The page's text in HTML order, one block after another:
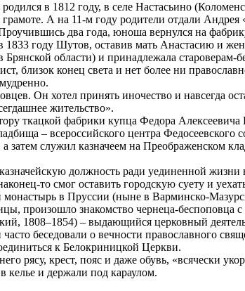
в 1812 году, в селе Настасьино
А на 11-м году родители отдали
два года, юноша вернулся на
году Шутов, оставив мать Анастасию и
области) и принадлежала
близок конец света и нет более ни
Он хотел принять иночество и навсегда
жительство».
ткацкой фабрики купца Федора Алексеевича
– всероссийского центра Федосеевского
служил казначеем на Преображенском
должность ради уединенной
то смог оставить городскую суету и
в Пруссии (ныне в Варминско-
произошло знакомство чернеца-беспоповца
1808–1854) – выдающийся церковный
беседовали о вечности православного
к Белокриницкой Церкви.
рясу, крест, пояс и даже обувь, «всячески
келье и держали под караулом.